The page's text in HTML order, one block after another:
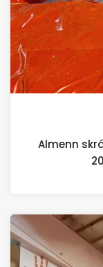
Almenn